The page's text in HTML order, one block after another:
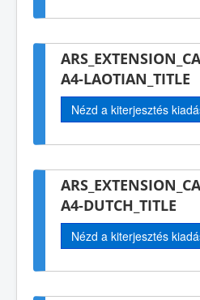
A4-LAOTIAN_TITLE
Nézd a kiterjesztés
A4-DUTCH_TITLE
Nézd a kiterjesztés